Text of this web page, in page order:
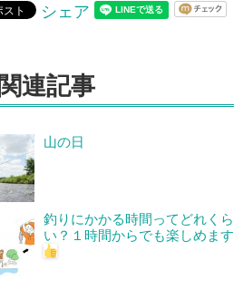
シェア
関連記事
山の日
釣りにかかる時間ってどれくら
い？１時間からでも楽しめます